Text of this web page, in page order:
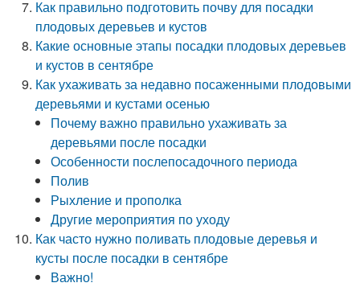
Как правильно подготовить почву для посадки
плодовых деревьев и кустов
Какие основные этапы посадки плодовых деревьев
и кустов в сентябре
Как ухаживать за недавно посаженными плодовыми
деревьями и кустами осенью
Почему важно правильно ухаживать за
деревьями после посадки
Особенности послепосадочного периода
Полив
Рыхление и прополка
Другие мероприятия по уходу
Как часто нужно поливать плодовые деревья и
кусты после посадки в сентябре
Важно!